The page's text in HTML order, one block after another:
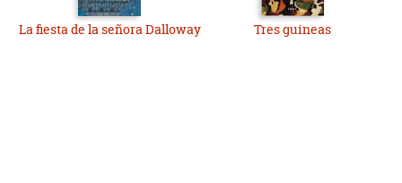
La fiesta de la señora Dalloway Tres guineas